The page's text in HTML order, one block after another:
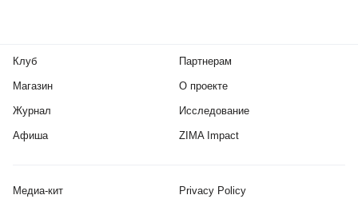
Клуб
Магазин
Журнал
Афиша
Партнерам
О проекте
Исследование
ZIMA Impact
Медиа-кит Privacy Policy